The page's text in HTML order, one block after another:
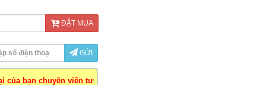
ĐẶT MUA
GỬI
của bạn chuyên viên tư